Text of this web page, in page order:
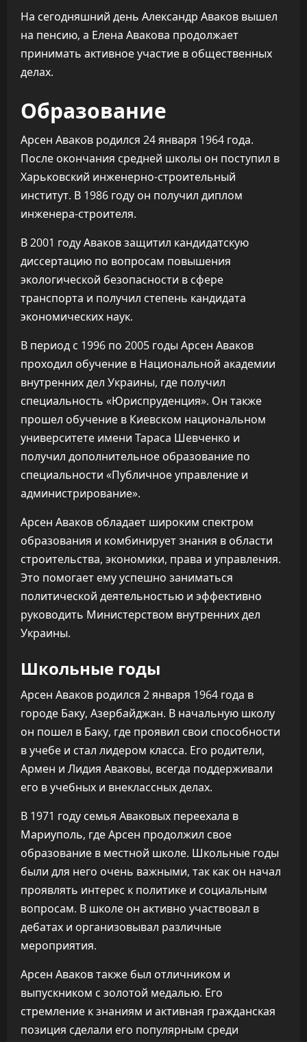
На сегодняшний день Александр Аваков вышел
на пенсию, а Елена Авакова продолжает
принимать активное участие в общественных
делах.
Образование
Арсен Аваков родился 24 января 1964 года.
После окончания средней школы он поступил в
Харьковский инженерно-строительный
институт. В 1986 году он получил диплом
инженера-строителя.
В 2001 году Аваков защитил кандидатскую
диссертацию по вопросам повышения
экологической безопасности в сфере
транспорта и получил степень кандидата
экономических наук.
В период с 1996 по 2005 годы Арсен Аваков
проходил обучение в Национальной академии
внутренних дел Украины, где получил
специальность «Юриспруденция». Он также
прошел обучение в Киевском национальном
университете имени Тараса Шевченко и
получил дополнительное образование по
специальности «Публичное управление и
администрирование».
Арсен Аваков обладает широким спектром
образования и комбинирует знания в области
строительства, экономики, права и управления.
Это помогает ему успешно заниматься
политической деятельностью и эффективно
руководить Министерством внутренних дел
Украины.
Школьные годы
Арсен Аваков родился 2 января 1964 года в
городе Баку, Азербайджан. В начальную школу
он пошел в Баку, где проявил свои способности
в учебе и стал лидером класса. Его родители,
Армен и Лидия Аваковы, всегда поддерживали
его в учебных и внеклассных делах.
В 1971 году семья Аваковых переехала в
Мариуполь, где Арсен продолжил свое
образование в местной школе. Школьные годы
были для него очень важными, так как он начал
проявлять интерес к политике и социальным
вопросам. В школе он активно участвовал в
дебатах и организовывал различные
мероприятия.
Арсен Аваков также был отличником и
выпускником с золотой медалью. Его
стремление к знаниям и активная гражданская
позиция сделали его популярным среди